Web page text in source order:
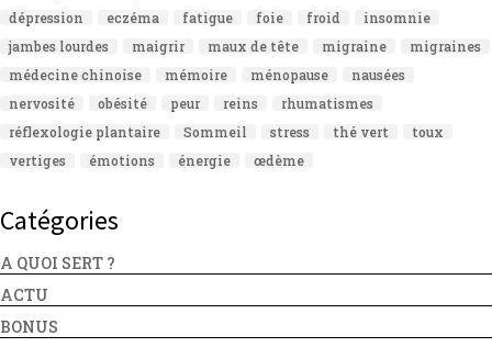
dépression
eczéma fatigue foie froid
insomnie
jambes lourdes
maigrir maux de tête migraine
migraines
médecine chinoise
mémoire ménopause
nausées
nervosité
obésité peur reins
rhumatismes
réflexologie plantaire
Sommeil stress thé vert
toux
vertiges
émotions énergie œdème
Catégories
A QUOI SERT ?
ACTU
BONUS